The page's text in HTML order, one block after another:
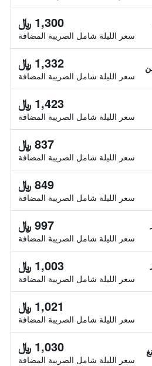
1,300 ﷼
سعر الليلة شامل الصريبة المضافة
1,332 ﷼
سعر الليلة شامل الصريبة المضافة
1,423 ﷼
سعر الليلة شامل الصريبة المضافة
837 ﷼
سعر الليلة شامل الصريبة المضافة
849 ﷼
سعر الليلة شامل الصريبة المضافة
997 ﷼
سعر الليلة شامل الصريبة المضافة
1,003 ﷼
سعر الليلة شامل الصريبة المضافة
1,021 ﷼
سعر الليلة شامل الصريبة المضافة
1,030 ﷼
سعر الليلة شامل الصريبة المضافة